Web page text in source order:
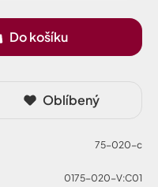
Do košíku
Oblíbený
75-020-c
0175-020-V:C01